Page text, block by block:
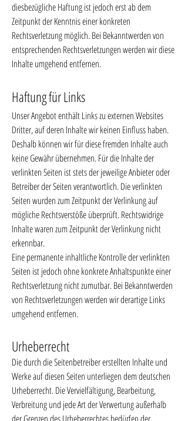
diesbezügliche Haftung ist jedoch erst ab dem
Zeitpunkt der Kenntnis einer konkreten
Rechtsverletzung möglich. Bei Bekanntwerden von
entsprechenden Rechtsverletzungen werden wir diese
Inhalte umgehend entfernen.
Haftung für Links
Unser Angebot enthält Links zu externen Websites
Dritter, auf deren Inhalte wir keinen Einfluss haben.
Deshalb können wir für diese fremden Inhalte auch
keine Gewähr übernehmen. Für die Inhalte der
verlinkten Seiten ist stets der jeweilige Anbieter oder
Betreiber der Seiten verantwortlich. Die verlinkten
Seiten wurden zum Zeitpunkt der Verlinkung auf
mögliche Rechtsverstöße überprüft. Rechtswidrige
Inhalte waren zum Zeitpunkt der Verlinkung nicht
erkennbar.
Eine permanente inhaltliche Kontrolle der verlinkten
Seiten ist jedoch ohne konkrete Anhaltspunkte einer
Rechtsverletzung nicht zumutbar. Bei Bekanntwerden
von Rechtsverletzungen werden wir derartige Links
umgehend entfernen.
Urheberrecht
Die durch die Seitenbetreiber erstellten Inhalte und
Werke auf diesen Seiten unterliegen dem deutschen
Urheberrecht. Die Vervielfältigung, Bearbeitung,
Verbreitung und jede Art der Verwertung außerhalb